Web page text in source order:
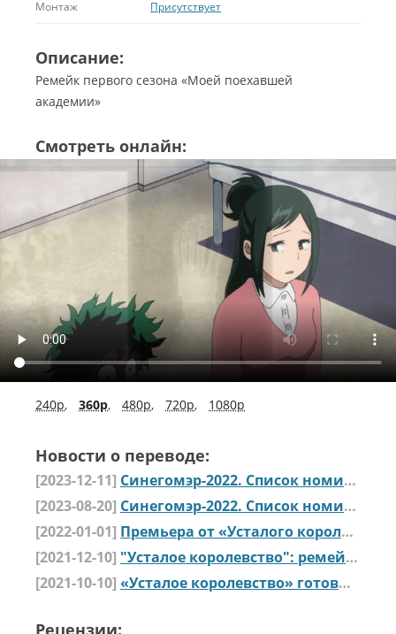
Монтаж Присутствует
Описание:
Ремейк первого сезона «Моей поехавшей
академии»
Смотреть онлайн:
240p, 360p, 480p, 720p, 1080p
Новости о переводе:
[2023-12-11] Синегомэр-2022. Список номинантов (часть вторая)
[2023-08-20] Синегомэр-2022. Список номинантов (часть первая)
[2022-01-01] Премьера от «Усталого королевства»: «Моя поехавшая академия: Ремейк»
[2021-12-10] "Усталое королевство": ремейк "Академии" выйдет 31 декабря
[2021-10-10] «Усталое королевство» готовит 3й эпизод «Гхыв Плея»
Рецензии: